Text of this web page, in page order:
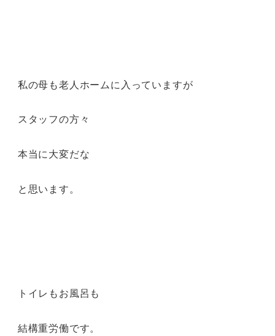
私の母も老人ホームに入っていますが
スタッフの方々
本当に大変だな
と思います。
トイレもお風呂も
結構重労働です。